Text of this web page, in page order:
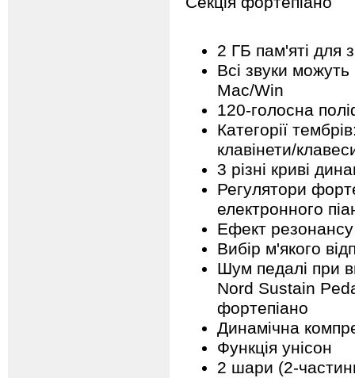
2 ГБ пам'яті для
Всі звуки
Mac/Win
120-голосна
Категорії
клавінети/
3 різні криві
Регулятори
електронного
Ефект резонансу
Вибір м'якого
Шум педалі при
Nord Sustain
фортепіано
Динамічна
Функція унісон
2 шари (2-